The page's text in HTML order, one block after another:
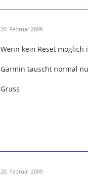
20. Februar 2009
Wenn kein Reset möglich
Garmin tauscht normal
Gruss
20. Februar 2009